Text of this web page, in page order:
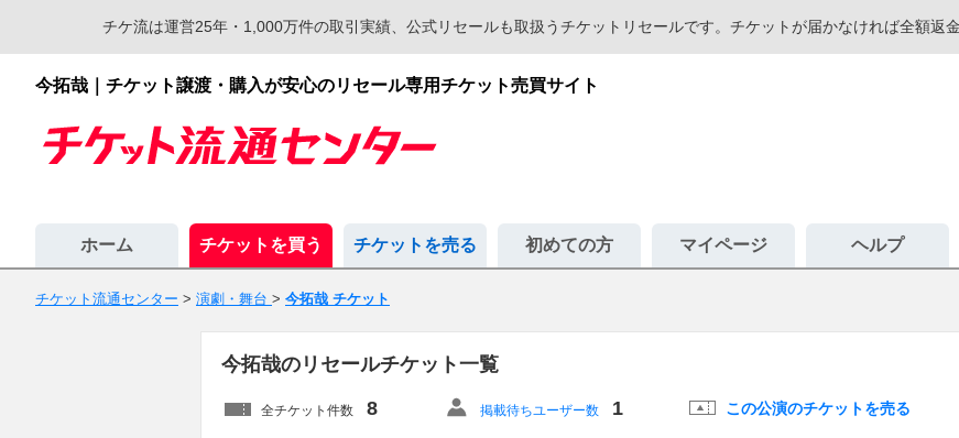
チケ流は運営25年・1,000万件の取引実績、公式リセールも取扱うチケットリセールです。チケットが届かなければ全額返
今拓哉｜チケット譲渡・購入が安心のリセール専用チケット売買サイト
ホーム チケットを買う チケットを売る 初めての方 マイページ ヘルプ
チケット流通センター > 演劇・舞台 > 今拓哉 チケット
今拓哉のリセールチケット一覧
全チケット件数 8 掲載待ちユーザー数 1 この公演のチケットを売る